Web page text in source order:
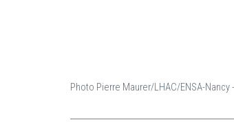
Photo Pierre Maurer/LHAC/ENSA-Nancy